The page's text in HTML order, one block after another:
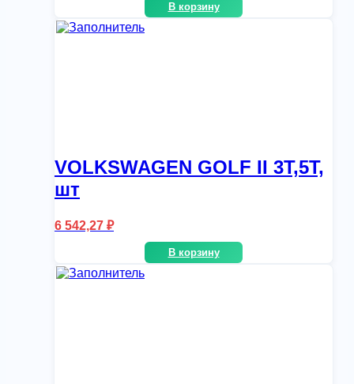
В корзину
VOLKSWAGEN GOLF II 3T,5T,
шт
6 542,27 ₽
В корзину